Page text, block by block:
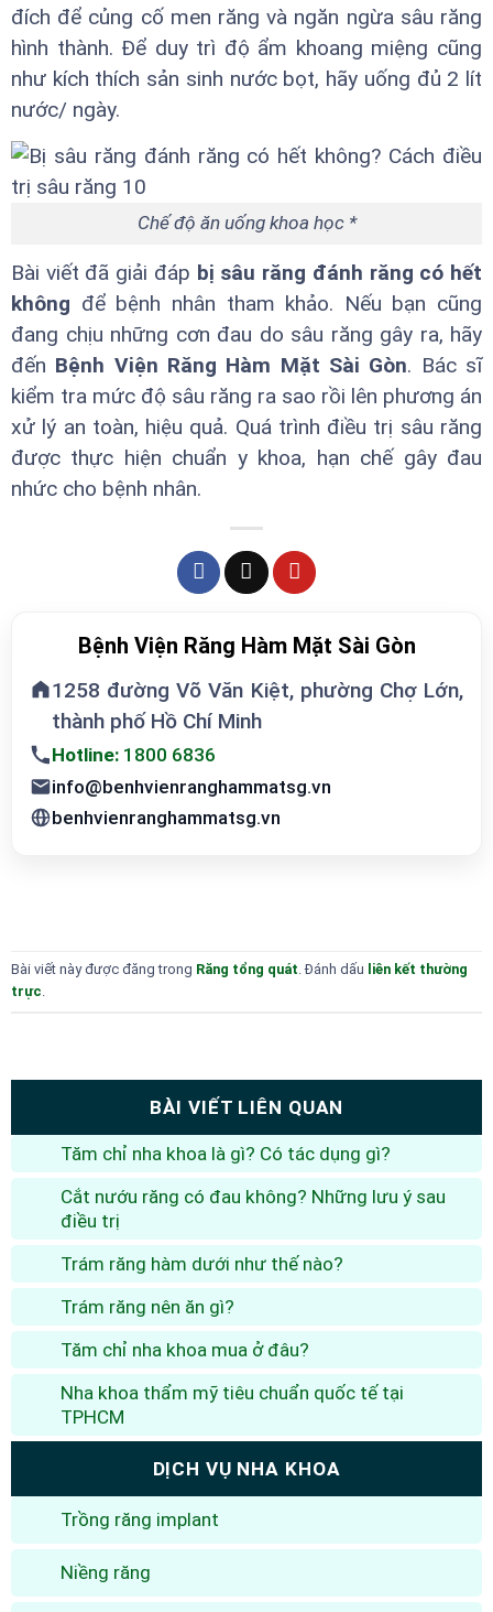
đích để củng cố men răng và ngăn ngừa sâu răng
hình thành. Để duy trì độ ẩm khoang miệng cũng
như kích thích sản sinh nước bọt, hãy uống đủ 2 lít
nước/ ngày.
Chế độ ăn uống khoa học *
Bài viết đã giải đáp bị sâu răng đánh răng có hết
không để bệnh nhân tham khảo. Nếu bạn cũng
đang chịu những cơn đau do sâu răng gây ra, hãy
đến Bệnh Viện Răng Hàm Mặt Sài Gòn. Bác sĩ
kiểm tra mức độ sâu răng ra sao rồi lên phương án
xử lý an toàn, hiệu quả. Quá trình điều trị sâu răng
được thực hiện chuẩn y khoa, hạn chế gây đau
nhức cho bệnh nhân.
Bệnh Viện Răng Hàm Mặt Sài Gòn
1258 đường Võ Văn Kiệt, phường Chợ Lớn,
thành phố Hồ Chí Minh
Hotline: 1800 6836
info@benhvienranghammatsg.vn
benhvienranghammatsg.vn
Bài viết này được đăng trong Răng tổng quát. Đánh dấu liên kết thường
trực.
BÀI VIẾT LIÊN QUAN
Tăm chỉ nha khoa là gì? Có tác dụng gì?
Cắt nướu răng có đau không? Những lưu ý sau
điều trị
Trám răng hàm dưới như thế nào?
Trám răng nên ăn gì?
Tăm chỉ nha khoa mua ở đâu?
Nha khoa thẩm mỹ tiêu chuẩn quốc tế tại
TPHCM
DỊCH VỤ NHA KHOA
Trồng răng implant
Niềng răng